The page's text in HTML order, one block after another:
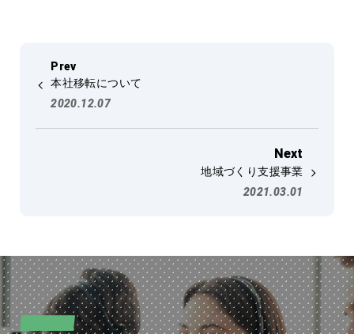
本社移転について
2020.12.07
地域づくり支援事業
2021.03.01